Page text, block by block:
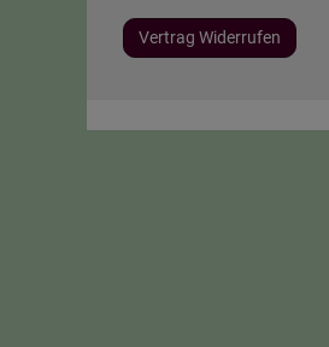
Vertrag Widerrufen